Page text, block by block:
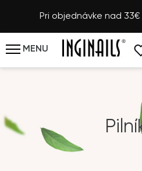
Pri objednávke nad
MENU